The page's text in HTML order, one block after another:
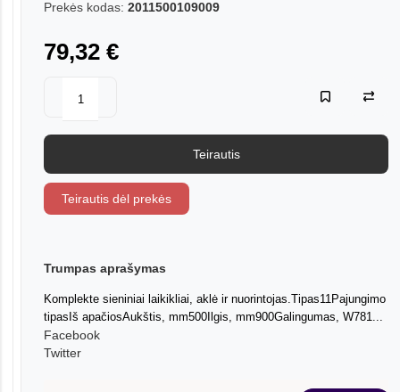
Prekės kodas: 2011500109009
79,32 €
Teirautis
Teirautis dėl prekės
Trumpas aprašymas
Komplekte sieniniai laikikliai, aklė ir nuorintojas.Tipas11Pajungimo
tipasIš apačiosAukštis, mm500Ilgis, mm900Galingumas, W781...
Facebook
Twitter